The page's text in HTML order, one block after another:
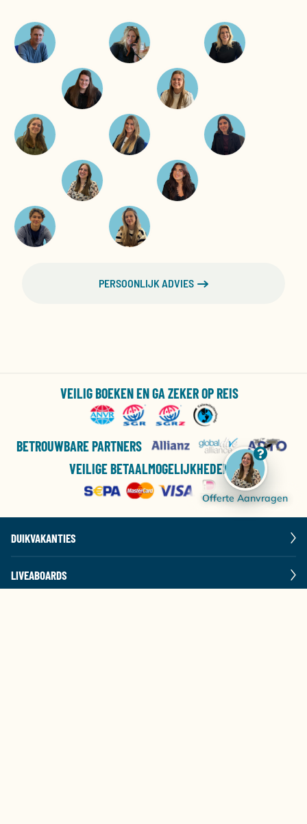
PERSOONLIJK ADVIES
Offerte Aanvragen
VEILIG BOEKEN EN GA ZEKER OP REIS
BETROUWBARE PARTNERS
VEILIGE BETAALMOGELIJKHEDEN
DUIKVAKANTIES
LIVEABOARDS